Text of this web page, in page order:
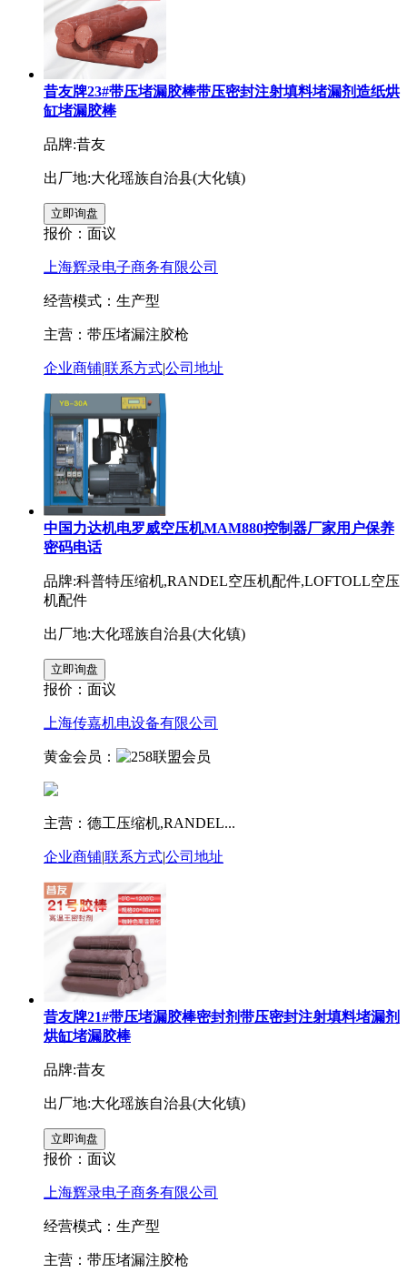
昔友牌23#带压堵漏胶棒带压密封注射填料堵漏剂造纸烘
缸堵漏胶棒
品牌:昔友
出厂地:大化瑶族自治县(大化镇)
报价： 面议
上海辉录电子商务有限公司
经营模式：生产型
主营：带压堵漏注胶枪
企业商铺|联系方式|公司地址
中国力达机电罗威空压机MAM880控制器厂家用户保养
密码电话
品牌:科普特压缩机,RANDEL空压机配件,LOFTOLL空压
机配件
出厂地:大化瑶族自治县(大化镇)
报价： 面议
上海传嘉机电设备有限公司
黄金会员：
主营：德工压缩机,RANDEL...
企业商铺|联系方式|公司地址
昔友牌21#带压堵漏胶棒密封剂带压密封注射填料堵漏剂
烘缸堵漏胶棒
品牌:昔友
出厂地:大化瑶族自治县(大化镇)
报价： 面议
上海辉录电子商务有限公司
经营模式：生产型
主营：带压堵漏注胶枪